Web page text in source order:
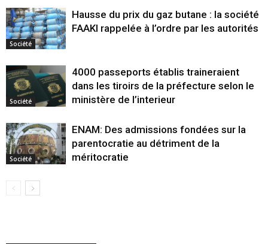
Société
Hausse du prix du gaz butane : la société
FAAKI rappelée à l’ordre par les autorités
Société
4000 passeports établis traineraient
dans les tiroirs de la préfecture selon le
ministère de l’interieur
Société
ENAM: Des admissions fondées sur la
parentocratie au détriment de la
méritocratie